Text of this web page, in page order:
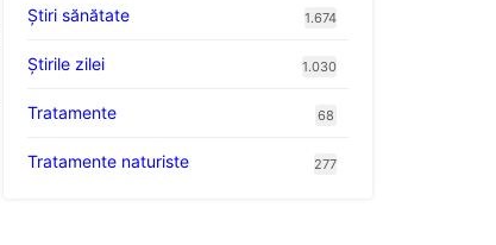
Ştiri sănătate 1.674
Știrile zilei 1.030
Tratamente 68
Tratamente naturiste 277